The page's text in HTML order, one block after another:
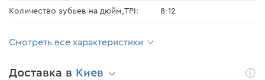
Количество зубьев на дюйм,TPI: 8-12
Смотреть все характеристики
Доставка в Киев